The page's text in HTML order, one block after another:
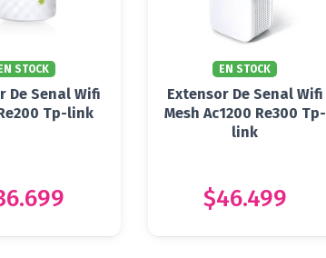
STOCK
De Senal Wifi
Tp-link
EN STOCK
Extensor De Senal Wifi
Mesh Ac1200 Re300 Tp-
link
$46.499